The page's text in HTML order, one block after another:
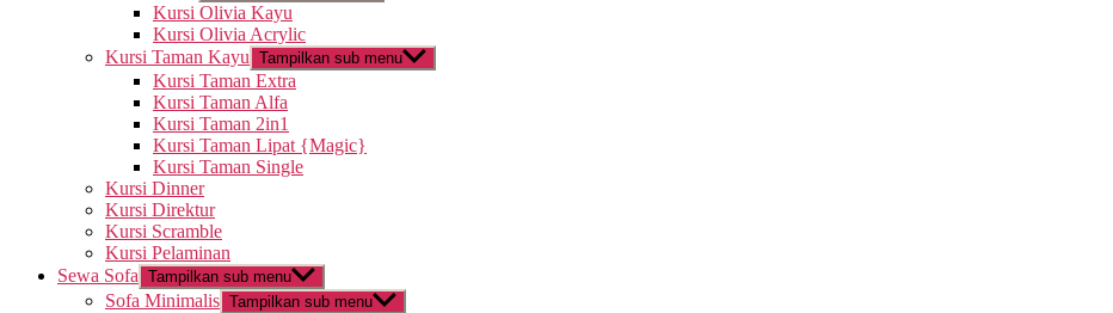
Kursi Olivia Kayu
Kursi Olivia Acrylic
Kursi Taman Kayu Tampilkan sub menu
Kursi Taman Extra
Kursi Taman Alfa
Kursi Taman 2in1
Kursi Taman Lipat {Magic}
Kursi Taman Single
Kursi Dinner
Kursi Direktur
Kursi Scramble
Kursi Pelaminan
Sewa Sofa Tampilkan sub menu
Sofa Minimalis Tampilkan sub menu